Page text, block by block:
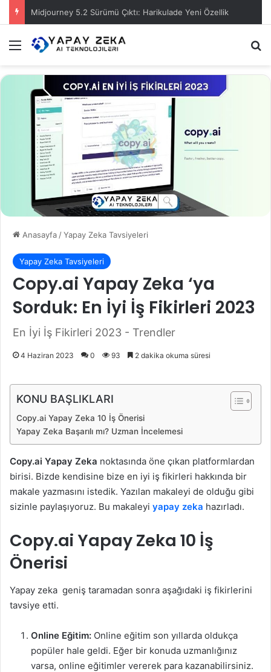
Midjourney 5.2 Sürümü Çıktı: Harikulade Yeni Özellik
Menü
Anasayfa/Yapay Zeka Tavsiyeleri
Yapay Zeka Tavsiyeleri
Copy.ai Yapay Zeka ‘ya
Sorduk: En İyi İş Fikirleri 2023
En İyi İş Fikirleri 2023 - Trendler
4 Haziran 2023 0 93 2 dakika okuma süresi
KONU BAŞLIKLARI
Copy.ai Yapay Zeka 10 İş Önerisi
Yapay Zeka Başarılı mı? Uzman İncelemesi
Copy.ai Yapay Zeka noktasında öne çıkan platformlardan
birisi. Bizde kendisine bize en iyi iş fikirleri hakkında bir
makale yazmasını istedik. Yazılan makaleyi de olduğu gibi
sizinle paylaşıyoruz. Bu makaleyi yapay zeka hazırladı.
Copy.ai Yapay Zeka 10 İş
Önerisi
Yapay zeka geniş taramadan sonra aşağıdaki iş fikirlerini
tavsiye etti.
Online Eğitim: Online eğitim son yıllarda oldukça
popüler hale geldi. Eğer bir konuda uzmanlığınız
varsa, online eğitimler vererek para kazanabilirsiniz.